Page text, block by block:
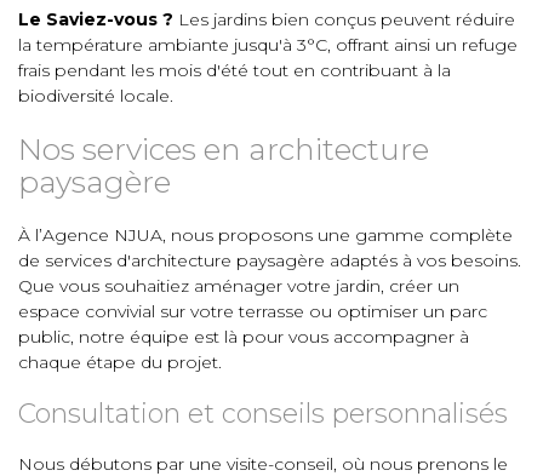
Le Saviez-vous ? Les jardins bien conçus peuvent réduire
la température ambiante jusqu'à 3°C, offrant ainsi un refuge
frais pendant les mois d'été tout en contribuant à la
biodiversité locale.
Nos services en architecture
paysagère
À l’Agence NJUA, nous proposons une gamme complète
de services d'architecture paysagère adaptés à vos besoins.
Que vous souhaitiez aménager votre jardin, créer un
espace convivial sur votre terrasse ou optimiser un parc
public, notre équipe est là pour vous accompagner à
chaque étape du projet.
Consultation et conseils personnalisés
Nous débutons par une visite-conseil, où nous prenons le